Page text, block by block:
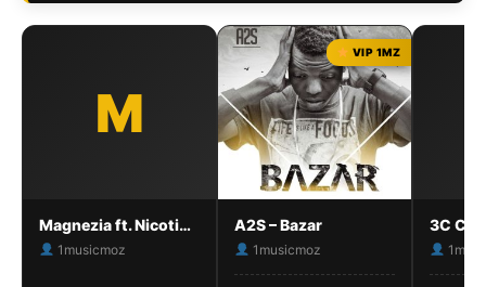
M
Magnezia ft. Nicotina, Flow Man, Dygo, Regulo, LW, Trovoada & Lil Banks – We Run Maputo [1MZ]
1musicmoz
VIP 1MZ
A2S – Bazar
1musicmoz